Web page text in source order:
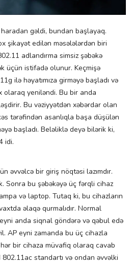
gəldi, bundan başlayaq.
şikayət edilən məsələlərdən biri
adlandırma simsiz şəbəkə
üçün istifadə olunur. Keçmişə
ilə həyatımıza girməyə başladı və
olaraq yeniləndi. Bu bir anda
Bu vəziyyətdən xəbərdar olan
tərəfindən asanlıqla başa düşülən
başladı. Beləliklə deyə bilərik ki,
idi.
əvvəlcə bir giriş nöqtəsi lazımdır.
Sonra bu şəbəkəyə üç fərqli cihaz
və laptop. Tutaq ki, bu cihazların
əlaqə qurmalıdır. Normal
anda siqnal göndərə və qəbul edə
AP eyni zamanda bu üç cihazla
bir cihaza müvafiq olaraq cavab
standartı və ondan əvvəlki